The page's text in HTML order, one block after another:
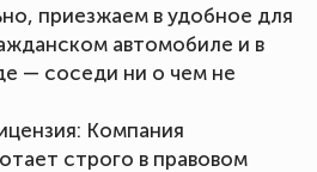
приезжаем в удобное для
автомобиле и в
— соседи ни о чем не
Компания
строго в правовом